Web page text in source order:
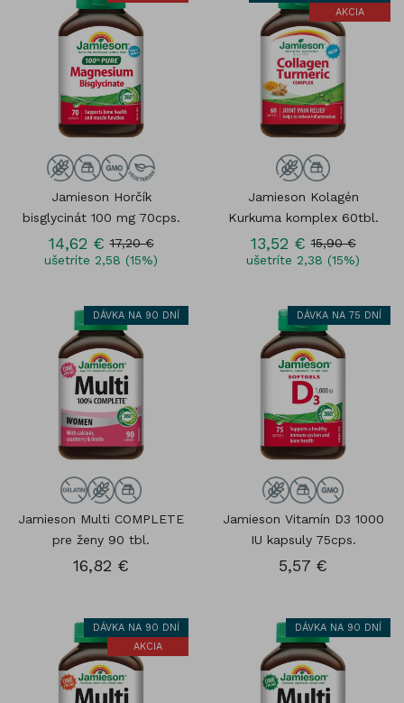
Jamieson Horčík
bisglycinát 100 mg 70cps.
14,62 € 17,20 €
ušetríte 2,58 (15%)
AKCIA
Jamieson Kolagén
Kurkuma komplex 60tbl.
13,52 € 15,90 €
ušetríte 2,38 (15%)
DÁVKA NA 90 DNÍ
Jamieson Multi COMPLETE
pre ženy 90 tbl.
16,82 €
DÁVKA NA 75 DNÍ
Jamieson Vitamín D3 1000
IU kapsuly 75cps.
5,57 €
DÁVKA NA 90 DNÍ
AKCIA
DÁVKA NA 90 DNÍ